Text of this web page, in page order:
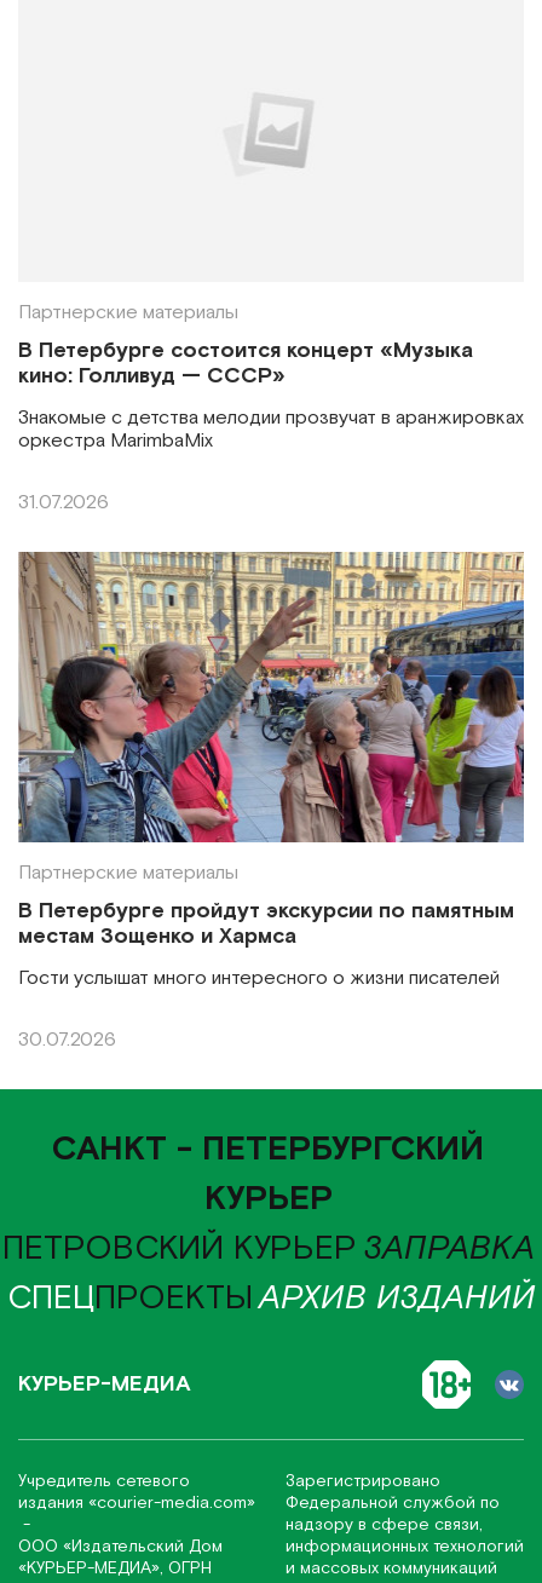
Партнерские материалы
В Петербурге состоится концерт «Музыка
кино: Голливуд — СССР»
Знакомые с детства мелодии прозвучат в аранжировках
оркестра MarimbaMix
31.07.2026
Партнерские материалы
В Петербурге пройдут экскурсии по памятным
местам Зощенко и Хармса
Гости услышат много интересного о жизни писателей
30.07.2026
САНКТ - ПЕТЕРБУРГСКИЙ
КУРЬЕР
ПЕТРОВСКИЙ КУРЬЕР ЗАПРАВКА
СПЕЦПРОЕКТЫАРХИВ ИЗДАНИЙ
КУРЬЕР-МЕДИА
Учредитель сетевого
издания «соurier-media.com»
-
ООО «Издательский Дом
«КУРЬЕР-МЕДИА», ОГРН
Зарегистрировано
Федеральной службой по
надзору в сфере связи,
информационных технологий
и массовых коммуникаций